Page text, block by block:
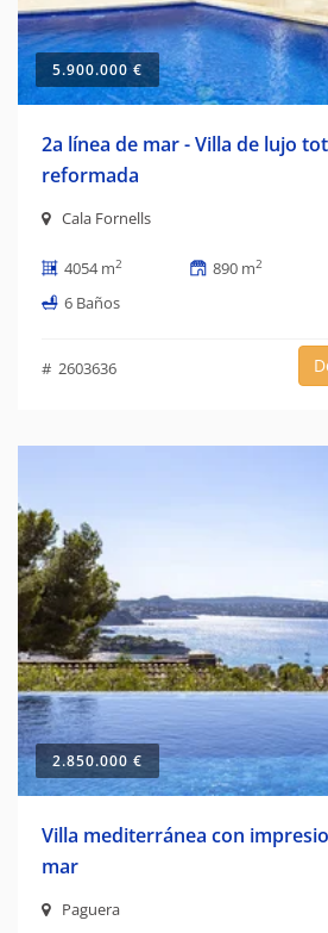
5.900.000 €
2a línea de mar - Villa de lujo
reformada
Cala Fornells
4054 m2 890 m2
6 Baños
# 2603636
2.850.000 €
Villa mediterránea con
mar
Paguera